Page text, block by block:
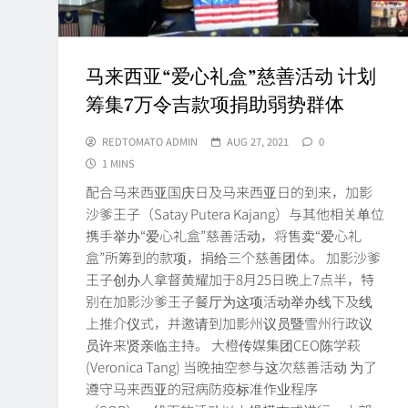
马来西亚“爱心礼盒”慈善活动 计划
筹集7万令吉款项捐助弱势群体
REDTOMATO ADMIN AUG 27, 2021
0
1 MINS
配合马来西亚国庆日及马来西亚日的到来，加影
沙爹王子（Satay Putera Kajang）与其他相关单位
携手举办“爱心礼盒”慈善活动，将售卖“爱心礼
盒”所筹到的款项，捐给三个慈善团体。 加影沙爹
王子创办人拿督黄耀加于8月25日晚上7点半，特
别在加影沙爹王子餐厅为这项活动举办线下及线
上推介仪式，并邀请到加影州议员暨雪州行政议
员许来贤亲临主持。 大橙传媒集团CEO陈学萩
(Veronica Tang) 当晚抽空参与这次慈善活动 为了
遵守马来西亚的冠病防疫标准作业程序